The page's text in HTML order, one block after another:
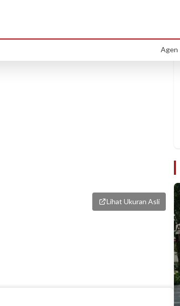
Agen
Lihat Ukuran Asli